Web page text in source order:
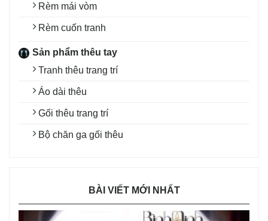
Rèm mái vòm
Rèm cuốn tranh
Sản phẩm thêu tay
Tranh thêu trang trí
Áo dài thêu
Gối thêu trang trí
Bộ chăn ga gối thêu
BÀI VIẾT MỚI NHẤT